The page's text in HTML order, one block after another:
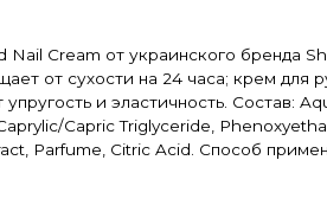
Cream от украинского бренда
от сухости на 24 часа; крем для
и эластичность. Состав:
Capric Triglyceride,
Parfume, Citric Acid. Способ